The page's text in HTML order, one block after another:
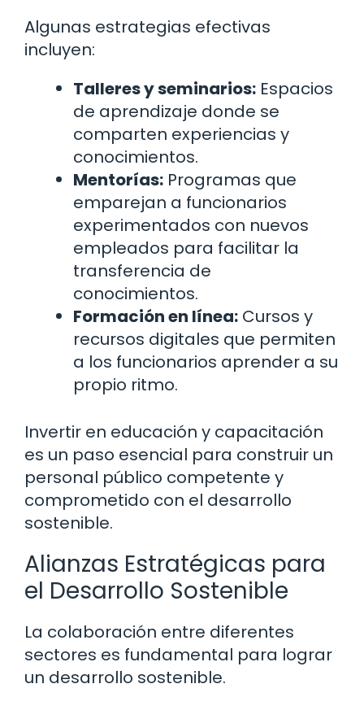
Algunas estrategias efectivas
incluyen:
Talleres y seminarios: Espacios
de aprendizaje donde se
comparten experiencias y
conocimientos.
Mentorías: Programas que
emparejan a funcionarios
experimentados con nuevos
empleados para facilitar la
transferencia de
conocimientos.
Formación en línea: Cursos y
recursos digitales que permiten
a los funcionarios aprender a su
propio ritmo.
Invertir en educación y capacitación
es un paso esencial para construir un
personal público competente y
comprometido con el desarrollo
sostenible.
Alianzas Estratégicas para
el Desarrollo Sostenible
La colaboración entre diferentes
sectores es fundamental para lograr
un desarrollo sostenible.